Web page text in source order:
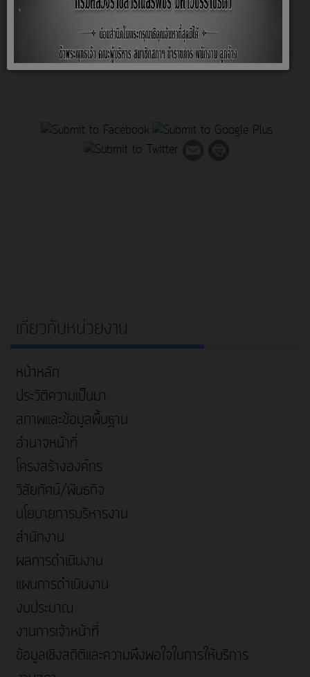
เกี่ยวกับหน่วยงาน
หน้าหลัก
ประวัติความเป็นมา
สภาพและข้อมูลพื้นฐาน
อำนาจหน้าที่
โครงสร้างองค์กร
วิสัยทัศน์/พันธกิจ
นโยบายการบริหารงาน
สำนักงาน
ผลการดำเนินงาน
แผนการดำเนินงาน
งบประมาณ
งานการเจ้าหน้าที่
ข้อมูลเชิงสถิติและความพึงพอใจในการให้บริการ